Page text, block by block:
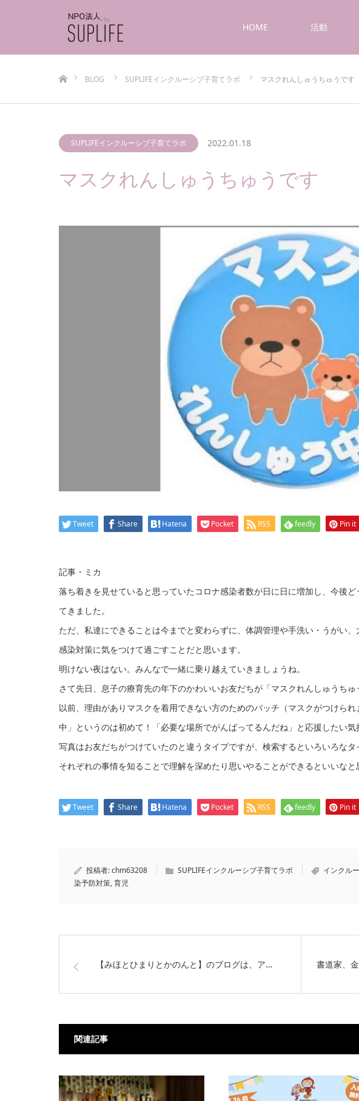
HOME 活動
BLOG
SUPLIFEインクルーシブ子育てラボ マスクれんしゅうちゅうです
SUPLIFEインクルーシブ子育てラボ 2022.01.18
マスクれんしゅうちゅうです
Tweet Share Hatena Pocket RSS feedly Pin it
記事・ミカ
落ち着きを見せていると思っていたコロナ感染者数が日に日に増加し、今後
てきました。
ただ、私達にできることは今までと変わらずに、体調管理や手洗い・うがい
感染対策に気をつけて過ごすことだと思います。
明けない夜はない。みんなで一緒に乗り越えていきましょうね。
さて先日、息子の療育先の年下のかわいいお友だちが「マスクれんしゅうちゅ
以前、理由がありマスクを着用できない方のためのバッチ（マスクがつけら
中」というのは初めて！「必要な場所でがんばってるんだね」と応援したい気
写真はお友だちがつけていたのと違うタイプですが、検索するといろいろなタ
それぞれの事情を知ることで理解を深めたり思いやることができるといいなと
Tweet Share Hatena Pocket RSS feedly Pin it
投稿者:chm63208 SUPLIFEインクルーシブ子育てラボ インクル
染予防対策,育児
【みほとひまりとかのんと】のブログは、ア… 書道家、
関連記事